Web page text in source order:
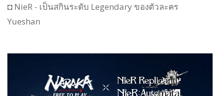
◘ NieR - เป็นสกินระดับ Legendary ของตัวละคร
Yueshan